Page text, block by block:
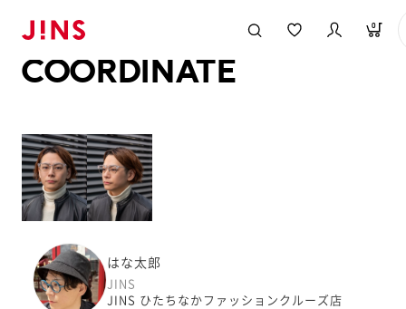
0
COORDINATE
はな太郎
JINS
JINS ひたちなかファッションクルーズ店